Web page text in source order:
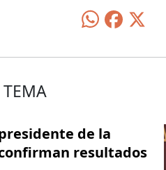
TEMA
de la
resultados